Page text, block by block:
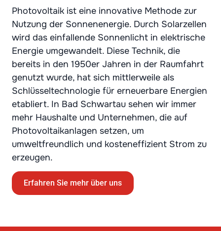
Photovoltaik ist eine innovative Methode zur
Nutzung der Sonnenenergie. Durch Solarzellen
wird das einfallende Sonnenlicht in elektrische
Energie umgewandelt. Diese Technik, die
bereits in den 1950er Jahren in der Raumfahrt
genutzt wurde, hat sich mittlerweile als
Schlüsseltechnologie für erneuerbare Energien
etabliert. In Bad Schwartau sehen wir immer
mehr Haushalte und Unternehmen, die auf
Photovoltaikanlagen setzen, um
umweltfreundlich und kosteneffizient Strom zu
erzeugen.
Erfahren Sie mehr über uns